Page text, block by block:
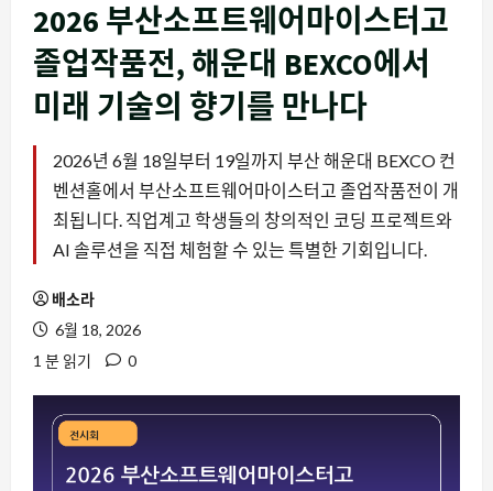
2026 부산소프트웨어마이스터고
졸업작품전, 해운대 BEXCO에서
미래 기술의 향기를 만나다
2026년 6월 18일부터 19일까지 부산 해운대 BEXCO 컨
벤션홀에서 부산소프트웨어마이스터고 졸업작품전이 개
최됩니다. 직업계고 학생들의 창의적인 코딩 프로젝트와
AI 솔루션을 직접 체험할 수 있는 특별한 기회입니다.
배소라
6월 18, 2026
1 분 읽기
0